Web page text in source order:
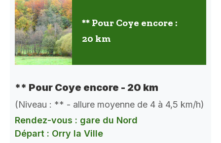
** Pour Coye encore :
20 km
** Pour Coye encore - 20 km
(Niveau : ** - allure moyenne de 4 à 4,5 km/h)
Rendez-vous : gare du Nord
Départ : Orry la Ville